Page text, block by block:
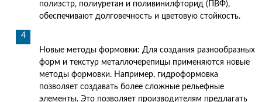
полиэстр, полиуретан и поливинилфторид (ПВФ),
обеспечивают долговечность и цветовую стойкость.
Новые методы формовки: Для создания разнообразных
форм и текстур металлочерепицы применяются новые
методы формовки. Например, гидроформовка
позволяет создавать более сложные рельефные
элементы. Это позволяет производителям предлагать